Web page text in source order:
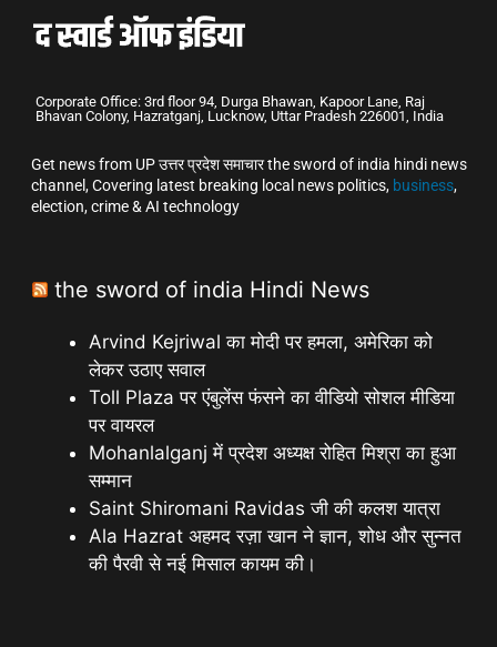
Corporate Office: 3rd floor 94, Durga Bhawan, Kapoor Lane, Raj
Bhavan Colony, Hazratganj, Lucknow, Uttar Pradesh 226001, India
Get news from UP उत्तर प्रदेश समाचार the sword of india hindi news
channel, Covering latest breaking local news politics, business,
election, crime & AI technology
the sword of india Hindi News
Arvind Kejriwal का मोदी पर हमला, अमेरिका को
लेकर उठाए सवाल
Toll Plaza पर एंबुलेंस फंसने का वीडियो सोशल मीडिया
पर वायरल
Mohanlalganj में प्रदेश अध्यक्ष रोहित मिश्रा का हुआ
सम्मान
Saint Shiromani Ravidas जी की कलश यात्रा
Ala Hazrat अहमद रज़ा खान ने ज्ञान, शोध और सुन्नत
की पैरवी से नई मिसाल कायम की।